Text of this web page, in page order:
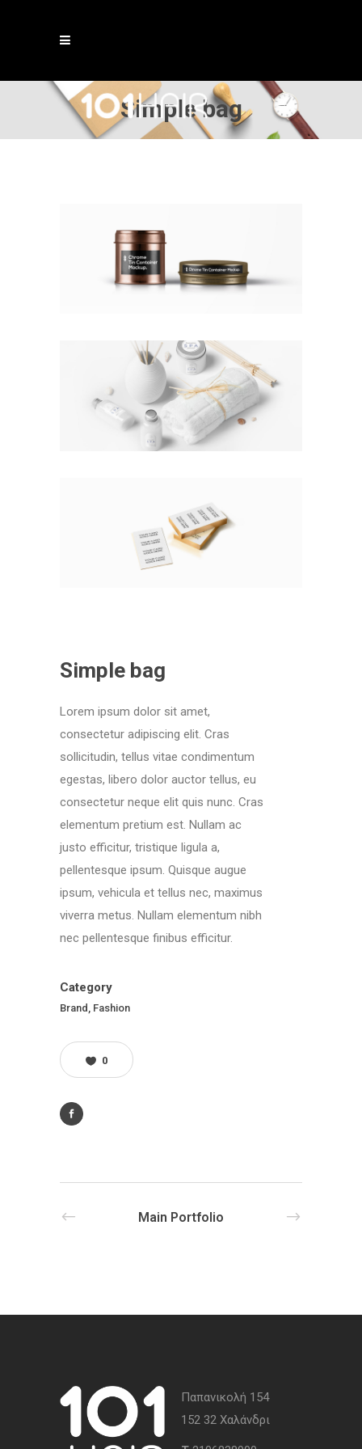
Simple bag
Simple bag
Lorem ipsum dolor sit amet,
consectetur adipiscing elit. Cras
sollicitudin, tellus vitae condimentum
egestas, libero dolor auctor tellus, eu
consectetur neque elit quis nunc. Cras
elementum pretium est. Nullam ac
justo efficitur, tristique ligula a,
pellentesque ipsum. Quisque augue
ipsum, vehicula et tellus nec, maximus
viverra metus. Nullam elementum nibh
nec pellentesque finibus efficitur.
Category
Brand, Fashion
0
Main Portfolio
Παπανικολή 154
152 32 Χαλάνδρι